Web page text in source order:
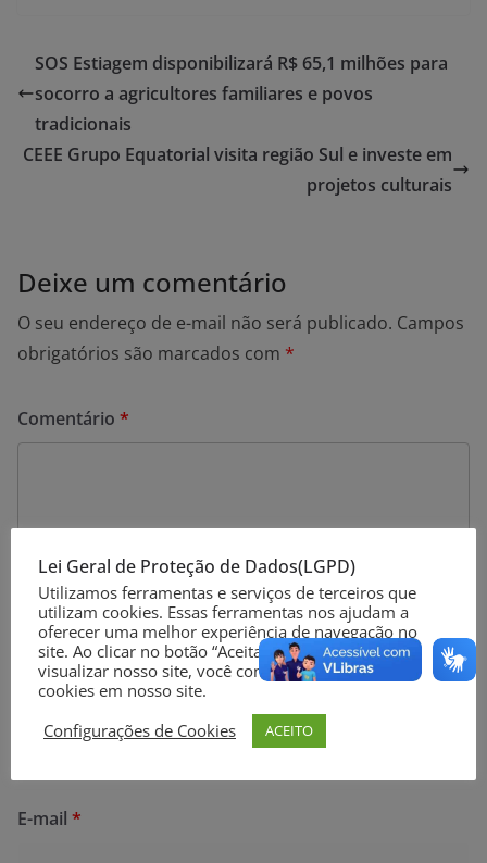
SOS Estiagem disponibilizará R$ 65,1 milhões para
socorro a agricultores familiares e povos
tradicionais
CEEE Grupo Equatorial visita região Sul e investe em
projetos culturais
Deixe um comentário
O seu endereço de e-mail não será publicado. Campos
obrigatórios são marcados com *
Comentário *
E-mail *
Lei Geral de Proteção de Dados(LGPD)
Utilizamos ferramentas e serviços de terceiros que
utilizam cookies. Essas ferramentas nos ajudam a
oferecer uma melhor experiência de navegação no
site. Ao clicar no botão “Aceitar” ou continuar a
visualizar nosso site, você concorda com o uso de
cookies em nosso site.
Configurações de Cookies
ACEITO